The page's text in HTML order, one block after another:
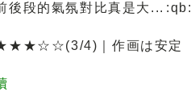
後段的氣氛對比真是大... :qb:
4)｜作画は安定